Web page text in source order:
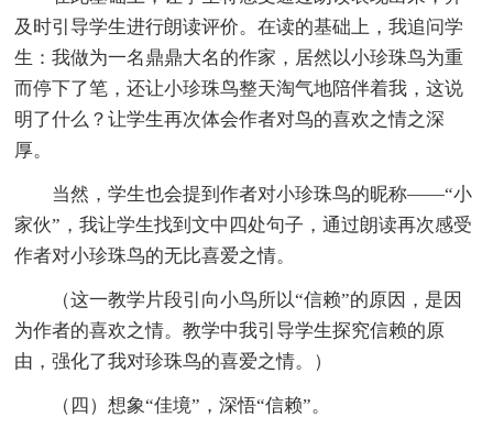
及时引导学生进行朗读评价。在读的基础上，我追问学
生：我做为一名鼎鼎大名的作家，居然以小珍珠鸟为重
而停下了笔，还让小珍珠鸟整天淘气地陪伴着我，这说
明了什么？让学生再次体会作者对鸟的喜欢之情之深
厚。
当然，学生也会提到作者对小珍珠鸟的昵称——“小
家伙”，我让学生找到文中四处句子，通过朗读再次感受
作者对小珍珠鸟的无比喜爱之情。
（这一教学片段引向小鸟所以“信赖”的原因，是因
为作者的喜欢之情。教学中我引导学生探究信赖的原
由，强化了我对珍珠鸟的喜爱之情。）
（四）想象“佳境”，深悟“信赖”。